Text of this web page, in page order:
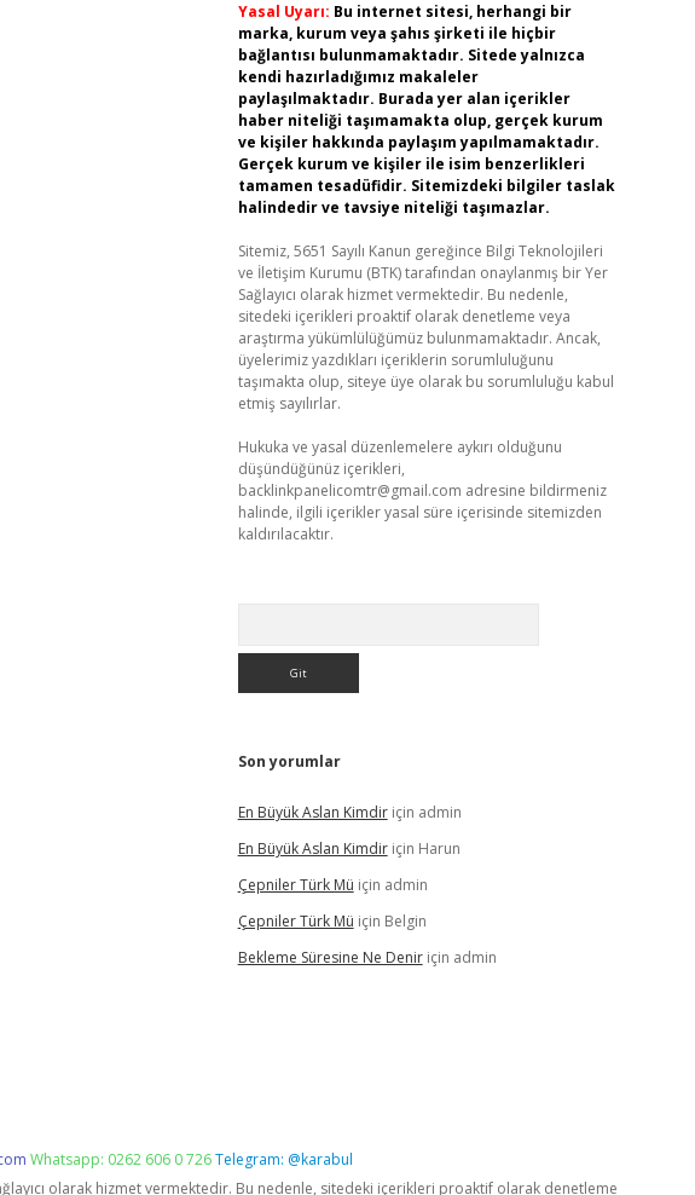
Yasal Uyarı: Bu internet sitesi, herhangi bir
marka, kurum veya şahıs şirketi ile hiçbir
bağlantısı bulunmamaktadır. Sitede yalnızca
kendi hazırladığımız makaleler
paylaşılmaktadır. Burada yer alan içerikler
haber niteliği taşımamakta olup, gerçek kurum
ve kişiler hakkında paylaşım yapılmamaktadır.
Gerçek kurum ve kişiler ile isim benzerlikleri
tamamen tesadüfidir. Sitemizdeki bilgiler taslak
halindedir ve tavsiye niteliği taşımazlar.
Sitemiz, 5651 Sayılı Kanun gereğince Bilgi Teknolojileri
ve İletişim Kurumu (BTK) tarafından onaylanmış bir Yer
Sağlayıcı olarak hizmet vermektedir. Bu nedenle,
sitedeki içerikleri proaktif olarak denetleme veya
araştırma yükümlülüğümüz bulunmamaktadır. Ancak,
üyelerimiz yazdıkları içeriklerin sorumluluğunu
taşımakta olup, siteye üye olarak bu sorumluluğu kabul
etmiş sayılırlar.
Hukuka ve yasal düzenlemelere aykırı olduğunu
düşündüğünüz içerikleri,
backlinkpanelicomtr@gmail.com adresine bildirmeniz
halinde, ilgili içerikler yasal süre içerisinde sitemizden
kaldırılacaktır.
Son yorumlar
En Büyük Aslan Kimdiriçin admin
En Büyük Aslan Kimdiriçin Harun
Çepniler Türk Mü için admin
Çepniler Türk Mü için Belgin
Bekleme Süresine Ne Deniriçin admin
Whatsapp: 0262 606 0 726Telegram: @karabul
olarak hizmet vermektedir. Bu nedenle, sitedeki içerikleri proaktif olarak denetleme